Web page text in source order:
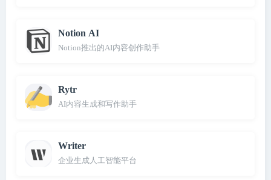
Notion AI
Notion推出的AI内容创作助手
Rytr
AI内容生成和写作助手
Writer
企业生成人工智能平台